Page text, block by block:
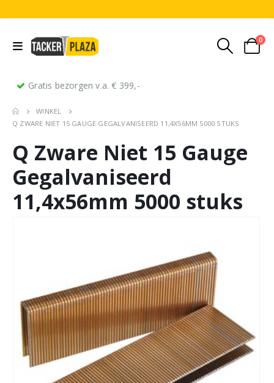
0
Gratis bezorgen v.a. € 399,-
WINKEL
Q ZWARE NIET 15 GAUGE GEGALVANISEERD 11,4X56MM 5000 STUKS
Q Zware Niet 15 Gauge
Gegalvaniseerd
11,4x56mm 5000 stuks